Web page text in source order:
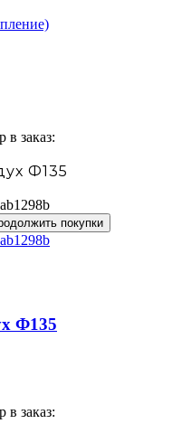
заказ:
Ф135
покупки
Ф135
заказ: